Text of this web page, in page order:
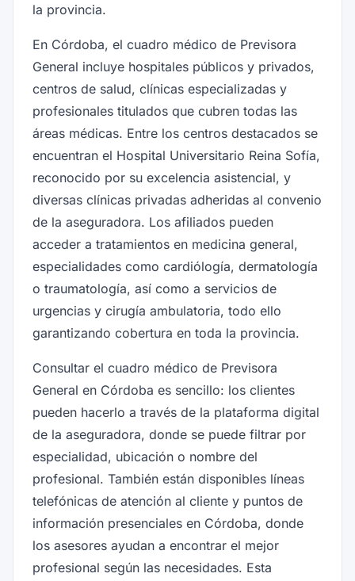
la provincia.
En Córdoba, el cuadro médico de Previsora
General incluye hospitales públicos y privados,
centros de salud, clínicas especializadas y
profesionales titulados que cubren todas las
áreas médicas. Entre los centros destacados se
encuentran el Hospital Universitario Reina Sofía,
reconocido por su excelencia asistencial, y
diversas clínicas privadas adheridas al convenio
de la aseguradora. Los afiliados pueden
acceder a tratamientos en medicina general,
especialidades como cardiólogía, dermatología
o traumatología, así como a servicios de
urgencias y cirugía ambulatoria, todo ello
garantizando cobertura en toda la provincia.
Consultar el cuadro médico de Previsora
General en Córdoba es sencillo: los clientes
pueden hacerlo a través de la plataforma digital
de la aseguradora, donde se puede filtrar por
especialidad, ubicación o nombre del
profesional. También están disponibles líneas
telefónicas de atención al cliente y puntos de
información presenciales en Córdoba, donde
los asesores ayudan a encontrar el mejor
profesional según las necesidades. Esta